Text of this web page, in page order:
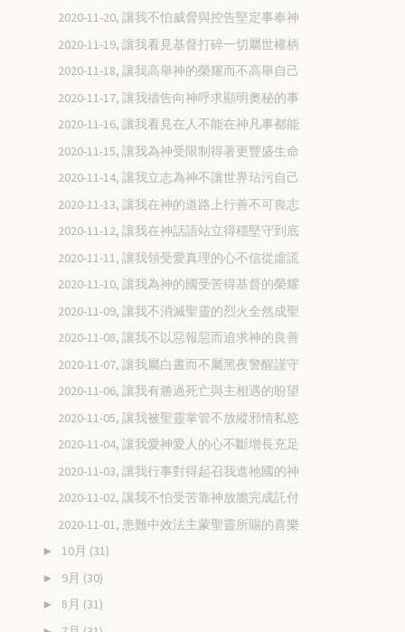
2020-11-20, 讓我不怕威脅與控告堅定事奉神
2020-11-19, 讓我看見基督打碎一切屬世權柄
2020-11-18, 讓我高舉神的榮耀而不高舉自己
2020-11-17, 讓我禱告向神呼求顯明奧秘的事
2020-11-16, 讓我看見在人不能在神凡事都能
2020-11-15, 讓我為神受限制得著更豐盛生命
2020-11-14, 讓我立志為神不讓世界玷污自己
2020-11-13, 讓我在神的道路上行善不可喪志
2020-11-12, 讓我在神話語站立得穩堅守到底
2020-11-11, 讓我領受愛真理的心不信從虛謊
2020-11-10, 讓我為神的國受苦得基督的榮耀
2020-11-09, 讓我不消滅聖靈的烈火全然成聖
2020-11-08, 讓我不以惡報惡而追求神的良善
2020-11-07, 讓我屬白晝而不屬黑夜警醒謹守
2020-11-06, 讓我有勝過死亡與主相遇的盼望
2020-11-05, 讓我被聖靈掌管不放縱邪情私慾
2020-11-04, 讓我愛神愛人的心不斷增長充足
2020-11-03, 讓我行事對得起召我進祂國的神
2020-11-02, 讓我不怕受苦靠神放膽完成託付
2020-11-01, 患難中效法主蒙聖靈所賜的喜樂
► 10月 (31)
► 9月 (30)
► 8月 (31)